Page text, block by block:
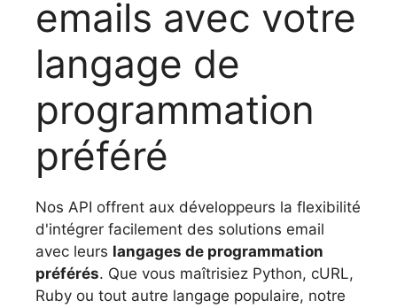
emails avec votre
langage de
programmation
préféré
Nos API offrent aux développeurs la flexibilité
d'intégrer facilement des solutions email
avec leurs langages de programmation
préférés. Que vous maîtrisiez Python, cURL,
Ruby ou tout autre langage populaire, notre